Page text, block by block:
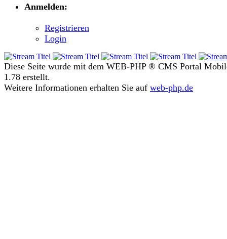
Anmelden:
Registrieren
Login
Diese Seite wurde mit dem WEB-PHP ® CMS Portal
1.78 erstellt.
Weitere Informationen erhalten Sie auf web-php.de